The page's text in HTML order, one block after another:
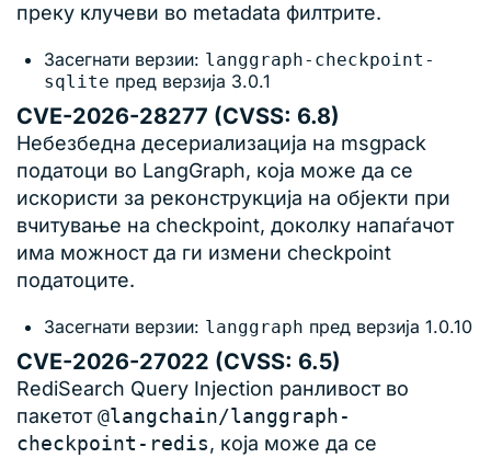
преку клучеви во metadata филтрите.
Засегнати верзии: langgraph-checkpoint-
sqlite пред верзија 3.0.1
CVE-2026-28277 (CVSS: 6.8)
Небезбедна десериализација на msgpack
податоци во LangGraph, која може да се
искористи за реконструкција на објекти при
вчитување на checkpoint, доколку напаѓачот
има можност да ги измени checkpoint
податоците.
Засегнати верзии: langgraph пред верзија 1.0.10
CVE-2026-27022 (CVSS: 6.5)
RediSearch Query Injection ранливост во
пакетот@langchain/langgraph-
checkpoint-redis, која може да се